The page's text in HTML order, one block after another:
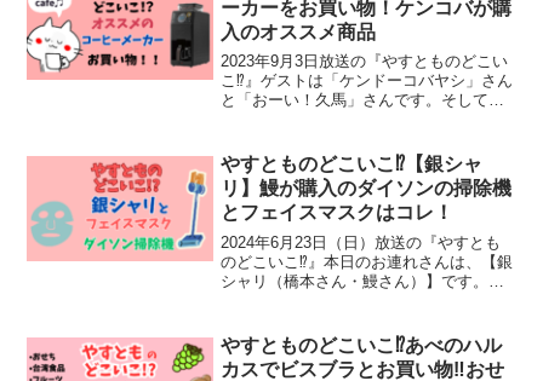
ーカーをお買い物！ケンコバが購
入のオススメ商品
2023年9月3日放送の『やすとものどこい
こ⁉︎』ゲストは「ケンドーコバヤシ」さん
と「おーい！久馬」さんです。そして、
ことで、EDIONなんば本店でお買い物♪で
す。オススread more
やすとものどこいこ⁉︎【銀シャ
リ】鰻が購入のダイソンの掃除機
とフェイスマスクはコレ！
2024年6月23日（日）放送の『やすとも
のどこいこ⁉︎』本日のお連れさんは、【銀
シャリ（橋本さん・鰻さん）】です。今
ンケア用品』『掃除機』です。テレビ大
阪「やすとものread more
やすとものどこいこ⁉︎あべのハル
カスでビスブラとお買い物‼︎おせ